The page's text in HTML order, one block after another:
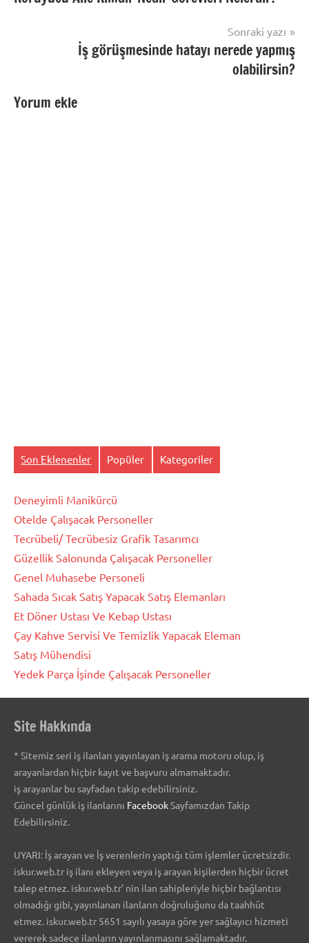
Sonraki yazı
İş görüşmesinde hatayı nerede yapmış
olabilirsin?
Yorum ekle
Son Eklenenler Popüler Kategoriler
Deneyimli Manikürcü
Otelde Çalışacak Personeller
Tecrübeli/ Tecrübesiz Grafik Tasarımcı
Güzellik Salonunda Çalışacak Personeller
Genel Muhasebe Personeli
Sahada Sıcak Satış Yapacak Satış Elemanları
Et Döner Ustası Ve Kebap Ustası
Çay Kahve Servisi Ve Temizlik Yapacak Eleman
Satış Mühendisi
Yedek Parça İşinde Çalışacak Personeller
Site Hakkında
* Sitemiz seri iş ilanları yayınlayan iş arama motoru olup, iş
arayanlardan hiçbir kayıt ve başvuru almamaktadır.
iş arayanlar bu sayfadan takip edebilirsiniz.
Güncel günlük iş ilanlarını FacebookSayfamızdan Takip
Edebilirsiniz.
UYARI: İş arayan ve İş verenlerin yaptığı tüm işlemler ücretsizdir.
iskur.web.tr iş ilanı ekleyen veya iş arayan kişilerden hiçbir ücret
talep etmez. iskur.web.tr’ nin ilan sahipleriyle hiçbir bağlantısı
olmadığı gibi, yayınlanan ilanların doğruluğunu da taahhüt
etmez. iskur.web.tr 5651 sayılı yasaya göre yer sağlayıcı hizmeti
vererek sadece ilanların yayınlanmasını sağlamaktadır.